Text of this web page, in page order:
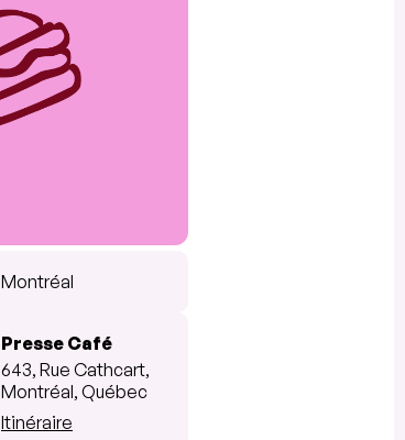
Montréal
Presse Café
643, Rue Cathcart,
Montréal, Québec
Itinéraire